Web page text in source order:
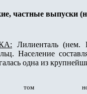
частные выпуски
Лилиенталь
Население
одна из
том